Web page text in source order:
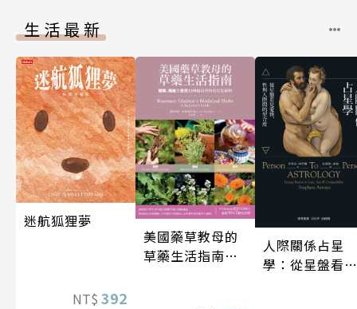
生活最新
迷航狐狸夢
NT$ 392
美國藥草教母的
草藥生活指南
人際關係占星
學：從星盤看見